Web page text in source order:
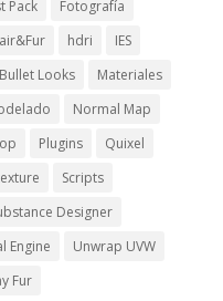
Pack
Fotografía
hdri
IES
Looks
Materiales
Normal Map
Plugins
Quixel
Scripts
Designer
Engine
Unwrap UVW
Fur